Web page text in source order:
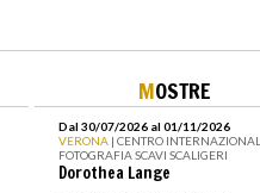
MOSTRE
Dal 30/07/2026 al 01/11/2026
VERONA | CENTRO
FOTOGRAFIA SCAVI SCALIGERI
Dorothea Lange